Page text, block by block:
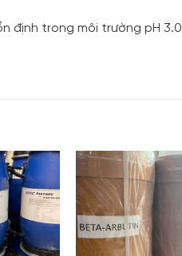
định trong môi trường pH